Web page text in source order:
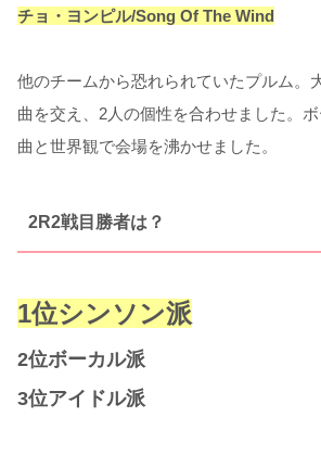
チョ・ヨンピル/Song Of The Wind
他のチームから恐れられていたプルム。
曲を交え、2人の個性を合わせました。
曲と世界観で会場を沸かせました。
2R2戦目勝者は？
1位シンソン派
2位ボーカル派
3位アイドル派